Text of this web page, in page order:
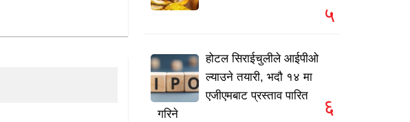
५
होटल सिराईचुलीले आईपीओ
ल्याउने तयारी, भदौ १४ मा
एजीएमबाट प्रस्ताव पारित
गरिने
६